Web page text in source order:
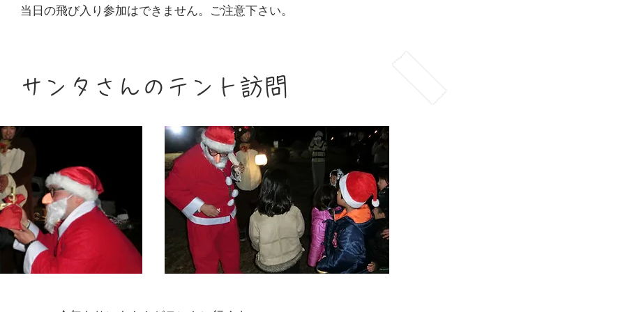
当日の飛び入り参加はできません。ご注意下さい。
サンタさんのテント訪問